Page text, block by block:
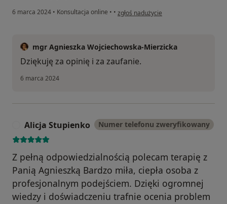
6 marca 2024 • Konsultacja online • • w opinii użytkownika Kamila Robinson
zgłoś nadużycie
mgr Agnieszka Wojciechowska-Mierzicka
Dziękuję za opinię i za zaufanie.
6 marca 2024
Alicja Stupienko Numer telefonu zweryfikowany
Z pełną odpowiedzialnością polecam terapię z
Panią Agnieszką Bardzo miła, ciepła osoba z
profesjonalnym podejściem. Dzięki ogromnej
wiedzy i doświadczeniu trafnie ocenia problem